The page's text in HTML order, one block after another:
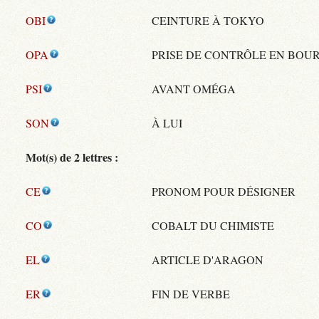
OBI CEINTURE À TOKYO
OPA PRISE DE CONTRÔLE EN
PSI AVANT OMÉGA
SON À LUI
Mot(s) de 2 lettres :
CE PRONOM POUR DÉSIGNER
CO COBALT DU CHIMISTE
EL ARTICLE D'ARAGON
ER FIN DE VERBE